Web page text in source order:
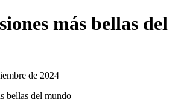
más bellas del
de 2024